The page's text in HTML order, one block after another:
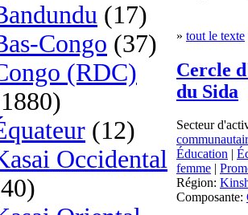
(17)
Congo (37)
(RDC)
(12)
Occidental
» tout le texte
Cercle
du Sida
Secteur
Éducation
femme
Région:
Composante: